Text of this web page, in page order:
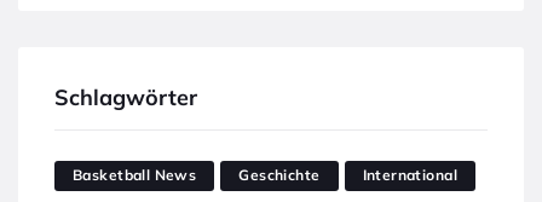
Schlagwörter
Basketball News Geschichte International